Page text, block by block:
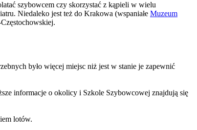
szybowcem czy skorzystać z kąpieli w wielu
Niedaleko jest też do Krakowa (wspaniałe Muzeum
było więcej miejsc niż jest w stanie je zapewnić
informacje o okolicy i Szkole Szybowcowej znajdują się
lotów.